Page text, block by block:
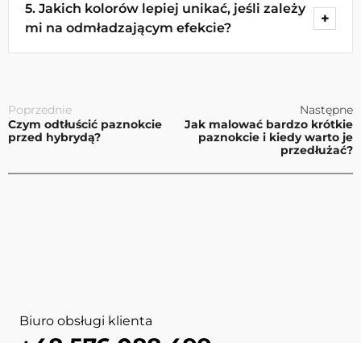
Tak, jak najbardziej. Dobrze dobrany neon może
dodać świeżości, energii i przełamać zbyt
5. Jakich kolorów lepiej unikać, jeśli zależy
mi na odmładzającym efekcie?
zakazane, ale wymagają lepszego dopasowania.
Poprzednie
Czym odtłuścić paznokcie
przed hybrydą?
Następne
Jak malować bardzo krótkie
paznokcie i kiedy warto je
przedłużać?
Biuro obsługi klienta